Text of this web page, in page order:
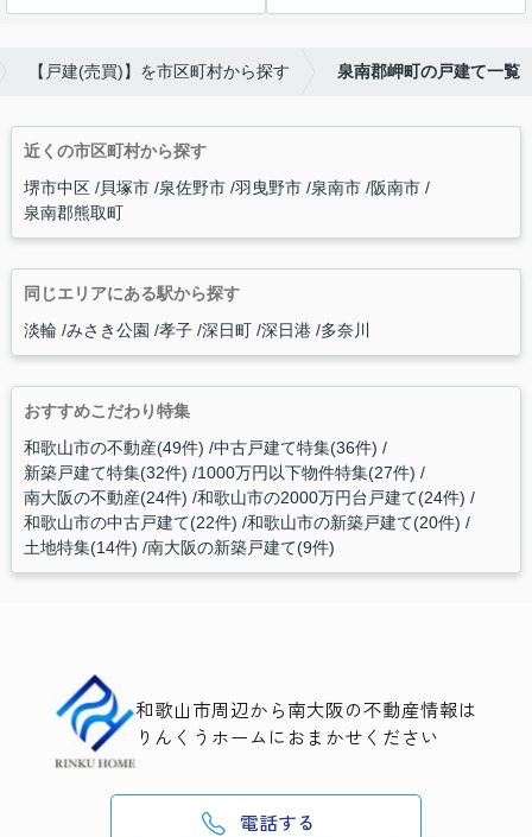
【戸建(売買)】を市区町村から探す 泉南郡岬町の戸建て一覧
近くの市区町村から探す
堺市中区 貝塚市 泉佐野市 羽曳野市 泉南市 阪南市
泉南郡熊取町
同じエリアにある駅から探す
淡輪 みさき公園 孝子 深日町 深日港 多奈川
おすすめこだわり特集
和歌山市の不動産(49件) 中古戸建て特集(36件)
新築戸建て特集(32件) 1000万円以下物件特集(27件)
南大阪の不動産(24件) 和歌山市の2000万円台戸建て(24件)
和歌山市の中古戸建て(22件) 和歌山市の新築戸建て(20件)
土地特集(14件) 南大阪の新築戸建て(9件)
和歌山市周辺から南大阪の不動産情報は
りんくうホームにおまかせください
電話する